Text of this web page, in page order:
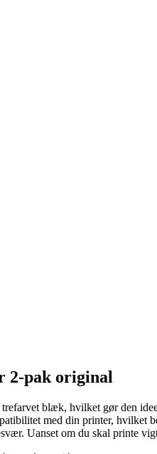
2-pak original
blæk, hvilket gør den
med din printer, hvilket
Uanset om du skal printe